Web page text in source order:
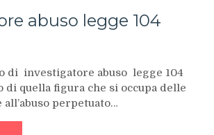
abuso legge 104
di investigatore abuso legge 104
quella figura che si occupa delle
perpetuato…